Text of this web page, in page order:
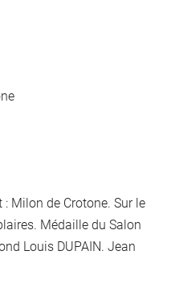
Milon de Crotone. Sur le
Médaille du Salon
Louis DUPAIN. Jean